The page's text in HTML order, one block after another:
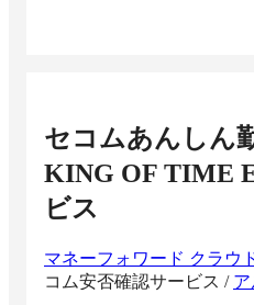
セコムあんしん
KING OF TIME
ビス
マネーフォワード クラウ
コム安否確認サービス /